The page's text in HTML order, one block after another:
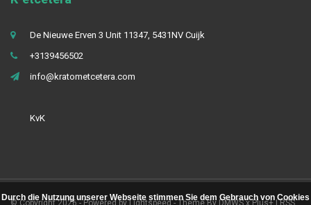
De Nieuwe Erven 3 Unit 11347, 5431NV Cuijk
+3139456502
info@kratometcetera.com
KvK
© Copyright 2026 - Powered byLightspeed- Theme By DMWSxPlus+|RSS
Durch die Nutzung unserer Webseite stimmen Sie dem Gebrauch von Cookies